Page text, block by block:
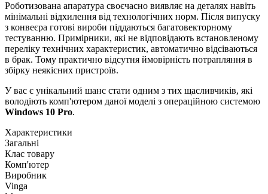
Роботизована апаратура своєчасно виявляє на деталях навіть
мінімальні відхилення від технологічних норм. Після випуску
з конвеєра готові вироби піддаються багатовекторному
тестуванню. Примірники, які не відповідають встановленому
переліку технічних характеристик, автоматично відсіваються
в брак. Тому практично відсутня ймовірність потрапляння в
збірку неякісних пристроїв.
У вас є унікальний шанс стати одним з тих щасливчиків, які
володіють комп'ютером даної моделі з операційною системою
Windows 10 Pro.
Характеристики
Загальні
Клас товару
Комп'ютер
Виробник
Vinga